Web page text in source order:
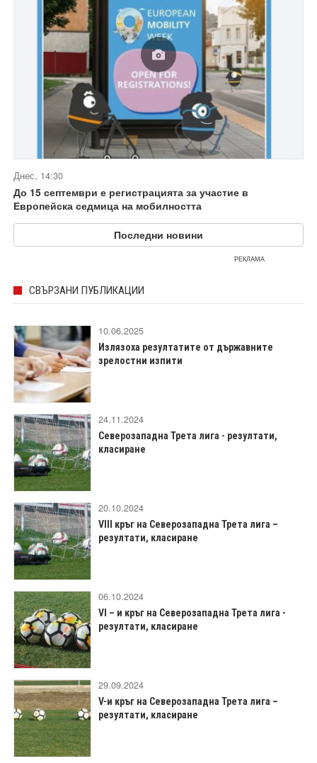
Днес, 14:30
До 15 септември е регистрацията за участие в
Европейска седмица на мобилността
Последни новини
РЕКЛАМА
СВЪРЗАНИ ПУБЛИКАЦИИ
10.06.2025
Излязоха резултатите от държавните
зрелостни изпити
24.11.2024
Северозападна Трета лига - резултати,
класиране
20.10.2024
VIII кръг на Северозападна Трета лига –
резултати, класиране
06.10.2024
VI – и кръг на Северозападна Трета лига -
резултати, класиране
29.09.2024
V-и кръг на Северозападна Трета лига –
резултати, класиране